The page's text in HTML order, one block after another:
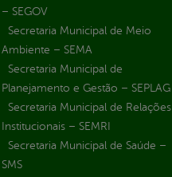
– SEGOV
Secretaria Municipal de Meio
Ambiente – SEMA
Secretaria Municipal de
Planejamento e Gestão – SEPLAG
Secretaria Municipal de Relações
Institucionais – SEMRI
Secretaria Municipal de Saúde –
SMS